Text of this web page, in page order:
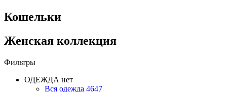
Кошельки
Женская коллекция
Фильтры
ОДЕЖДА нет
Вся одежда 4647